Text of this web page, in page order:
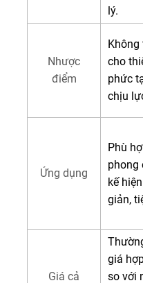
lý.
Nhược
điểm
Không
cho
phức
chịu
Ứng dụng
Phù
phong
kế
giản,
Giá cả
giá
so với